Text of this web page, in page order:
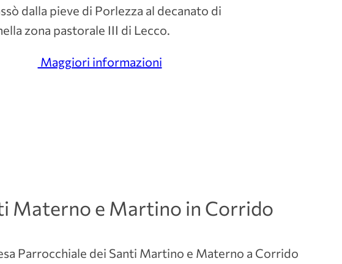
dalla pieve di Porlezza al decanato di
zona pastorale III di Lecco.
Maggiori informazioni
Materno e Martino in Corrido
Parrocchiale dei Santi Martino e Materno a Corrido